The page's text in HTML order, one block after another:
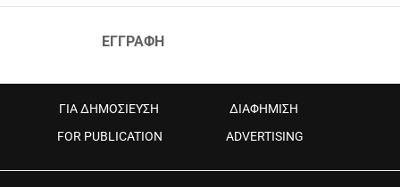
ΕΓΓΡΑΦΗ
ΓΙΑ ΔΗΜΟΣΙΕΥΣΗ
ΔΙΑΦΗΜΙΣΗ
FOR PUBLICATION ADVERTISING